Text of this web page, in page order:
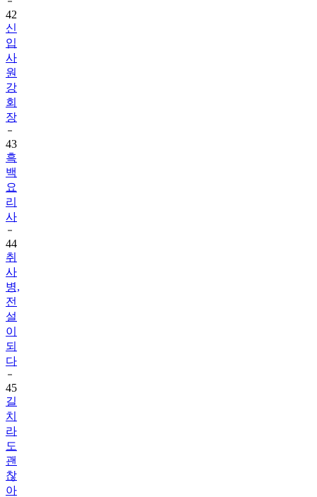
42
신
입
사
원
강
회
장
43
흑
백
요
리
사
44
취
사
병,
전
설
이
되
다
45
길
치
라
도
괜
찮
아